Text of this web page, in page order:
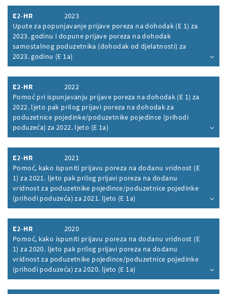
E2-HR
2023
Upute za popunjavanje prijave poreza na dohodak (E 1) za
2023. godinu i dopune prijave poreza na dohodak
samostalnog poduzetnika (dohodak od djelatnosti) za
2023. godinu (E 1a)
Inhalt aufklappen
E2-HR
2022
Pomoć pri ispunjavanju prĳave poreza na dohodak (E 1) za
2022. ljeto pak prilog prĳavi poreza na dohodak za
poduzetnice pojedinke/poduzetnike pojedince (prihodi
poduzeća) za 2022. ljeto (E 1a)
Inhalt aufklappen
E2-HR
2021
Pomoć, kako ispuniti prijavu poreza na dodanu vridnost (E
1) za 2021. ljeto pak prilog prijavi poreza na dodanu
vridnost za poduzetnike pojedince/poduzetnice pojedinke
(prihodi poduzeća) za 2021. ljeto (E 1a)
Inhalt aufklappen
E2-HR
2020
Pomoć, kako ispuniti prijavu poreza na dodanu vridnost (E
1) za 2020. ljeto pak prilog prijavi poreza na dodanu
vridnost za poduzetnike pojedince/poduzetnice pojedinke
(prihodi poduzeća) za 2020. ljeto (E 1a)
Inhalt aufklappen